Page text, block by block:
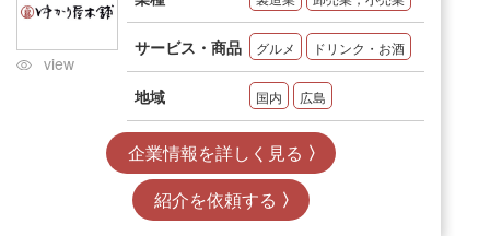
view
サービス・商品 グルメ ドリンク・お酒
地域 国内 広島
企業情報を詳しく見る
紹介を依頼する